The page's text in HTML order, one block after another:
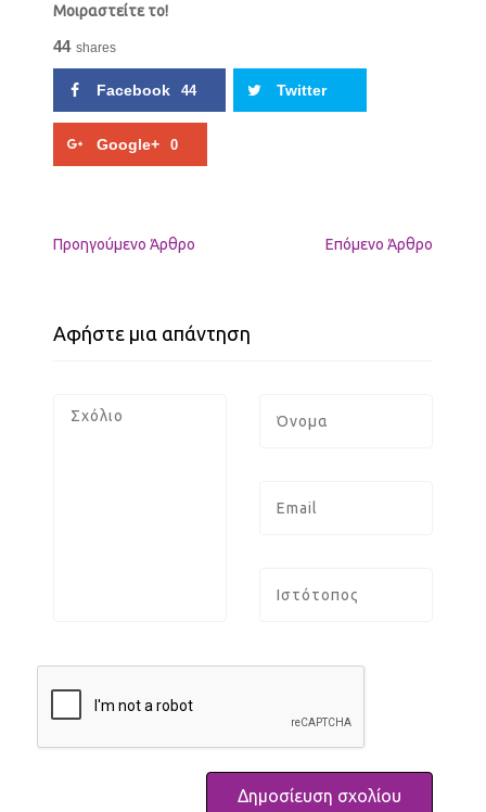
Μοιραστείτε το!
44 shares
Facebook 44 Twitter
Google+ 0
Προηγούμενo Άρθρο Επόμενο Άρθρο
Αφήστε μια απάντηση